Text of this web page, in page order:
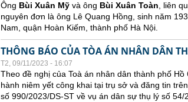
Ông Bùi Xuân Mỹ và ông Bùi Xuân Toàn , liên
nguyên đơn là ông Lê Quang Hồng, sinh năm
Nam, quận Hoàn Kiếm, thành phố Hà Nội.
THÔNG BÁO CỦA TÒA ÁN NHÂN DÂN
T2, 09/11/2023 - 16:07
Theo đề nghị của Toà án nhân dân thành phố
hành niêm yết công khai tại trụ sở và đăng tin
số 990/2023/DS-ST về vụ án dân sự thụ lý số